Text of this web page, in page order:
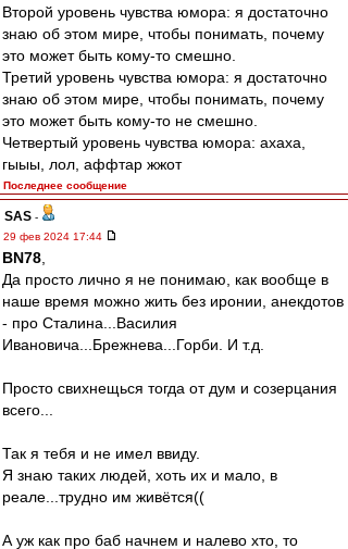
Второй уровень чувства юмора: я достаточно
знаю об этом мире, чтобы понимать, почему
это может быть кому-то смешно.
Третий уровень чувства юмора: я достаточно
знаю об этом мире, чтобы понимать, почему
это может быть кому-то не смешно.
Четвертый уровень чувства юмора: ахаха,
гыыы, лол, аффтар жжот
Последнее сообщение
SAS -
29 фев 2024 17:44
BN78
Да просто лично я не понимаю, как вообще в
наше время можно жить без иронии, анекдотов
- про Сталина...Василия
Ивановича...Брежнева...Горби. И т.д.
Просто свихнещься тогда от дум и созерцания
всего...
Так я тебя и не имел ввиду.
Я знаю таких людей, хоть их и мало, в
реале...трудно им живётся((
А уж как про баб начнем и налево хто, то